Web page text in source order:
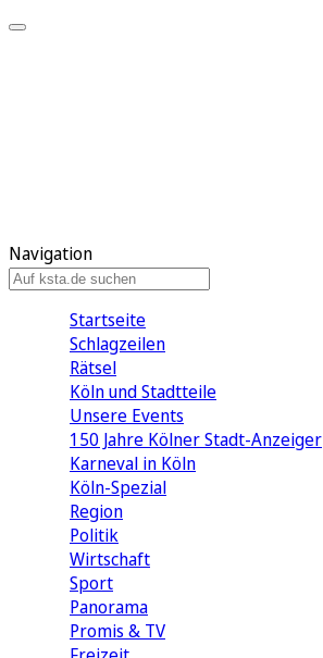
Navigation
Startseite
Schlagzeilen
Rätsel
Köln und Stadtteile
Unsere Events
150 Jahre Kölner Stadt-Anzeiger
Karneval in Köln
Köln-Spezial
Region
Politik
Wirtschaft
Sport
Panorama
Promis & TV